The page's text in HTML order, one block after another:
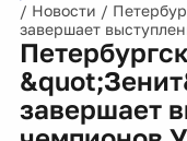
/ Новости /
завершает
завершает